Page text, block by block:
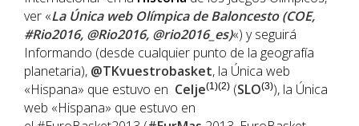
ver «La Única web Olímpica de Baloncesto (COE,
#Rio2016, @Rio2016, @rio2016_es)«) y seguirá
Informando (desde cualquier punto de la geografía
planetaria), @TKvuestrobasket, la Única web
«Hispana» que estuvo en Celje(1)(2) (SLO(3)), la Única
web «Hispana» que estuvo en